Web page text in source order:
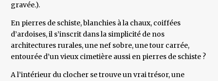
gravée.).
En pierres de schiste, blanchies à la chaux, coiffées
d’ardoises, il s’inscrit dans la simplicité de nos
architectures rurales, une nef sobre, une tour carrée,
entourée d’un vieux cimetière aussi en pierres de schiste ?
A l’intérieur du clocher se trouve un vrai trésor, une